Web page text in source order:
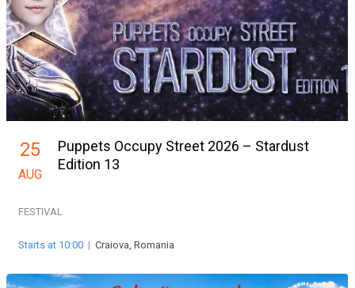
25
AUG
Puppets Occupy Street 2026 – Stardust
Edition 13
FESTIVAL
Starts at 10:00 | Craiova, Romania